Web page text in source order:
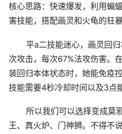
核心思路：快速爆发，利用蝙
害技能，搭配画灵和火龟的狂
平a二技能迷心，画灵回
次攻击，每次67%法攻伤害。
装回归本体状态时，她能免疫
技能需要4秒冷却时间以及3点
所以我们可以选择变成莫
王、真火炉、门神狮。不得不